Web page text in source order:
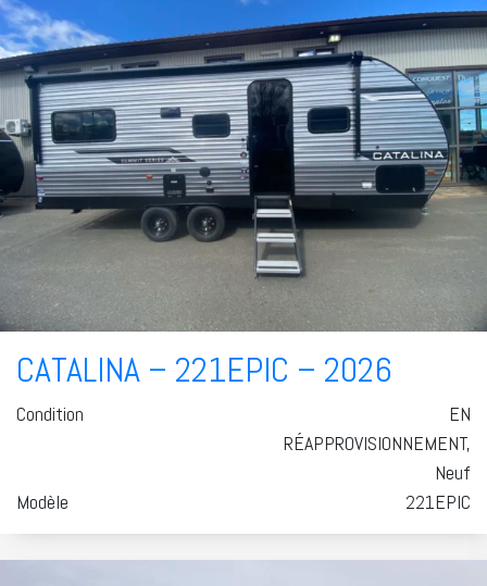
CATALINA – 221EPIC – 2026
Condition
EN
RÉAPPROVISIONNEMENT,
Neuf
Modèle
221EPIC